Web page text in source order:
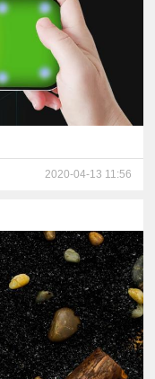
2020-04-13 11:56